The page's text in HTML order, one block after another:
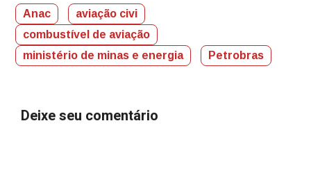
Anac
aviação civi
combustível de aviação
ministério de minas e energia
Petrobras
Deixe seu comentário